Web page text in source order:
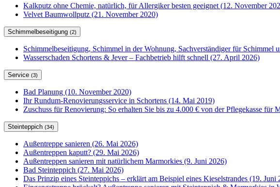
Kalkputz ohne Chemie, natürlich, für Allergiker besten geeignet (12. November
Velvet Baumwollputz (21. November 2020)
Schimmelbeseitigung (2)
Schimmelbeseitigung, Schimmel in der Wohnung, Sachverständiger für
Wasserschaden Schortens & Jever – Fachbetrieb hilft schnell (27. April 2026)
Service (3)
Bad Planung (10. November 2020)
Ihr Rundum-Renovierungsservice in Schortens (14. Mai 2019)
Zuschuss für Renovierung: So erhalten Sie bis zu 4.000 € von der Pflegekasse für
Steinteppich (34)
Außentreppe sanieren (26. Mai 2026)
Außentreppen kaputt? (29. Mai 2026)
Außentreppen sanieren mit natürlichem Marmorkies (9. Juni 2026)
Bad Steinteppich (27. Mai 2026)
Das Prinzip eines Steinteppichs – erklärt am Beispiel eines Kieselstrandes (19. Juni